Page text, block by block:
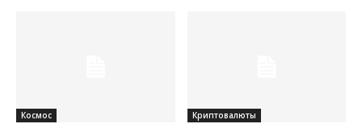
Космос Криптовалюты